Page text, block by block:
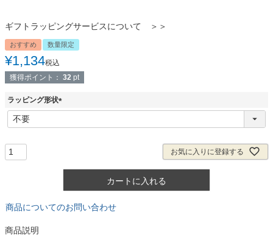
ギフトラッピングサービスについて ＞＞
おすすめ 数量限定
¥1,134税込
獲得ポイント： 32 pt
ラッピング形状
(
お気に入りに登録する
カートに入れる
商品についてのお問い合わせ
商品説明